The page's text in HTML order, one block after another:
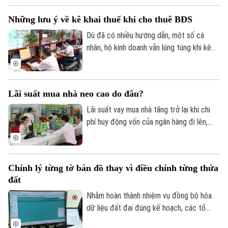
Golf
Tin tức
Sao
Điện ảnh
Âm nhạc
Đã phát sóng
ngày đang được triển khai đồng loạt từ
từng thôn, từng khu dân cư, với sự vào
cuộc của cả hệ thống chính trị và sự
Những lưu ý về kê khai thuế khi cho thuê BĐS
Dù đã có nhiều hướng dẫn, một số cá
nhân, hộ kinh doanh vẫn lúng túng khi kê
này.
Lãi suất mua nhà neo cao do đâu?
Lãi suất vay mua nhà tăng trở lại khi chi
phí huy động vốn của ngân hàng đi lên,
Chỉnh lý từng tờ bản đồ thay vì điều chỉnh từng thửa
đất
Nhằm hoàn thành nhiệm vụ đồng bộ hóa
dữ liệu đất đai đúng kế hoạch, các tổ